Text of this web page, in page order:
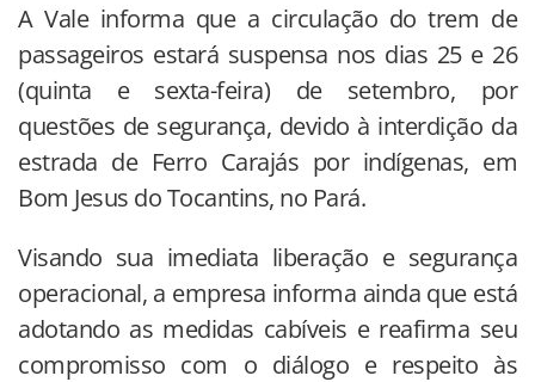
A Vale informa que a circulação do trem de
passageiros estará suspensa nos dias 25 e 26
(quinta e sexta-feira) de setembro, por
questões de segurança, devido à interdição da
estrada de Ferro Carajás por indígenas, em
Bom Jesus do Tocantins, no Pará.
Visando sua imediata liberação e segurança
operacional, a empresa informa ainda que está
adotando as medidas cabíveis e reafirma seu
compromisso com o diálogo e respeito às